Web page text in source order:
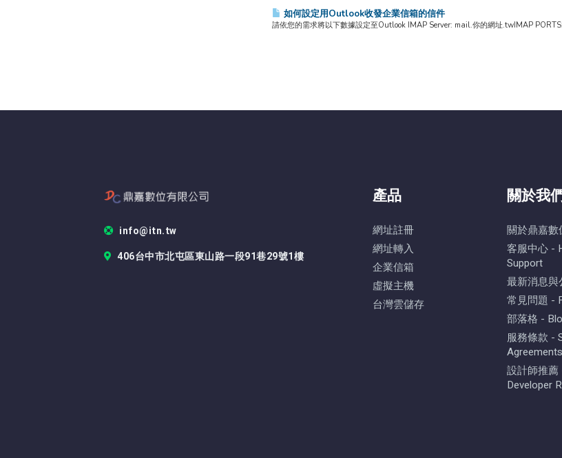
如何設定用Outlook收發企業信箱的信件
請依您的需求將以下數據設定至Outlook IMAP Server: mail.你的網址.twIMAP
info@itn.tw
406台中市北屯區東山路一段91巷29號1樓
產品
網址註冊
網址轉入
企業信箱
虛擬主機
台灣雲儲存
關於我
關於鼎嘉數
客服中心 -
Support
最新消息
常見問題 -
部落格 -
服務條款 -
Agreements
設計師推薦
Developer